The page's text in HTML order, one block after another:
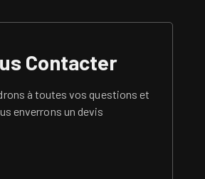
Contacter
à toutes vos questions et
enverrons un devis